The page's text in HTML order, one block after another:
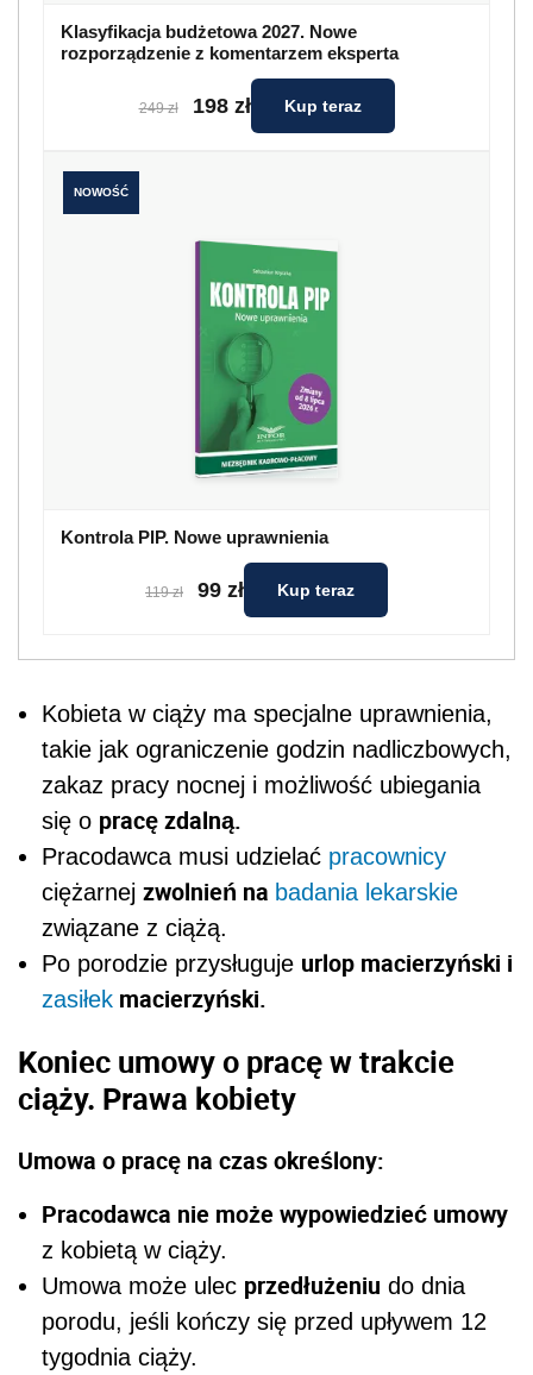
Klasyfikacja budżetowa 2027. Nowe
rozporządzenie z komentarzem eksperta
249 zł 198 zł Kup teraz
NOWOŚĆ
Kontrola PIP. Nowe uprawnienia
119 zł 99 zł Kup teraz
Kobieta w ciąży ma specjalne uprawnienia,
takie jak ograniczenie godzin nadliczbowych,
zakaz pracy nocnej i możliwość ubiegania
się o pracę zdalną.
Pracodawca musi udzielać pracownicy
ciężarnej zwolnień na badania lekarskie
związane z ciążą.
Po porodzie przysługuje urlop macierzyński i
zasiłek macierzyński.
Koniec umowy o pracę w trakcie
ciąży. Prawa kobiety
Umowa o pracę na czas określony:
Pracodawca nie może wypowiedzieć umowy
z kobietą w ciąży.
Umowa może ulec przedłużeniu do dnia
porodu, jeśli kończy się przed upływem 12
tygodnia ciąży.